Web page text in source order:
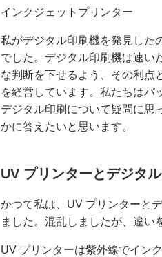
インクジェットプリンター
私がデジタル印刷機を発見した
でした。デジタル印刷機は速い
な判断を下せるよう、その利点
を経営しています。私たちはパ
デジタル印刷について疑問に思
かに答えたいと思います。
UV プリンターとデジタ
かつて私は、UV プリンターと
ました。混乱しましたが、違い
UV プリンターは紫外線でイン